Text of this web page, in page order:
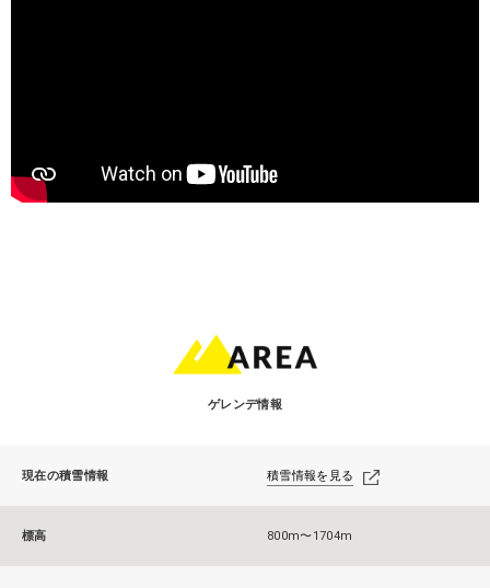
ゲレンデ情報
現在の積雪情報 積雪情報を見る
標高 800m〜1704m